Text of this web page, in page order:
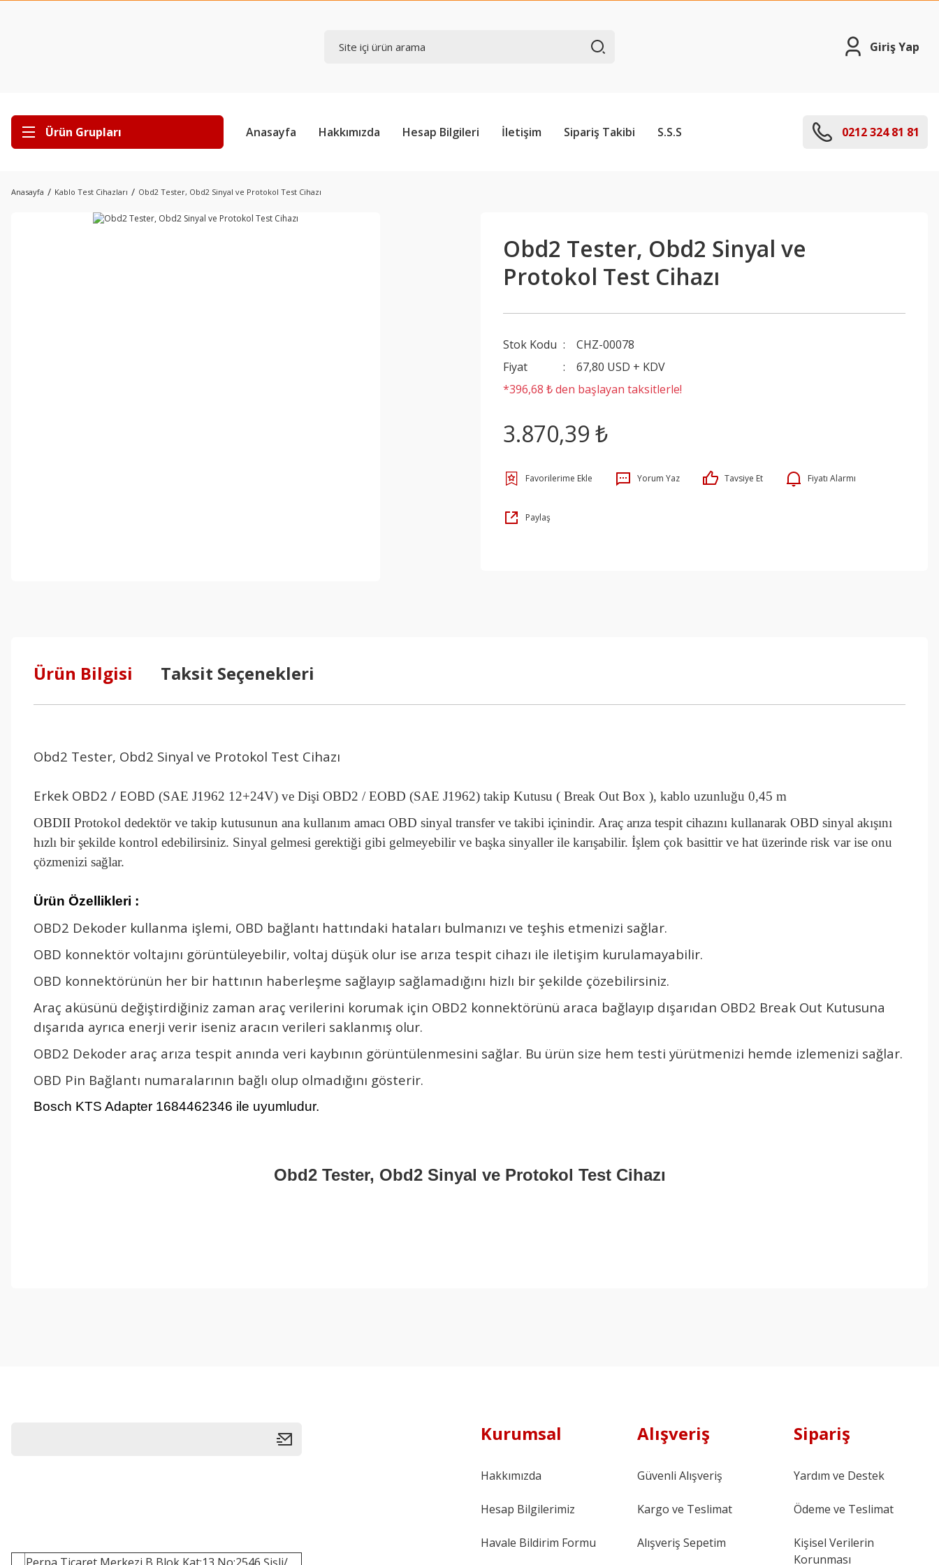
Giriş Yap
Ürün Grupları Anasayfa Hakkımızda Hesap Bilgileri İletişim Sipariş Takibi S.S.S 0212 324 81 81
Anasayfa Kablo Test Cihazları Obd2 Tester, Obd2 Sinyal ve Protokol Test Cihazı
Obd2 Tester, Obd2 Sinyal ve
Protokol Test Cihazı
Stok Kodu
CHZ-00078
Fiyat
67,80 USD + KDV
*396,68 ₺ den başlayan taksitlerle!
3.870,39 ₺
Yorum Yaz Tavsiye Et Fiyatı Alarmı
Paylaş
Ürün Bilgisi Taksit Seçenekleri
Obd2 Tester, Obd2 Sinyal ve Protokol Test Cihazı
Erkek OBD2 / EOBD (SAE J1962 12+24V) ve Dişi OBD2 / EOBD (SAE J1962) takip Kutusu ( Break Out Box ), kablo uzunluğu 0,45 m
OBDII Protokol dedektör ve takip kutusunun ana kullanım amacı OBD sinyal transfer ve takibi içinindir. Araç arıza tespit cihazını kullanarak OBD sinyal akışını
hızlı bir şekilde kontrol edebilirsiniz. Sinyal gelmesi gerektiği gibi gelmeyebilir ve başka sinyaller ile karışabilir. İşlem çok basittir ve hat üzerinde risk var ise onu
çözmenizi sağlar.
Ürün Özellikleri :
OBD2 Dekoder kullanma işlemi, OBD bağlantı hattındaki hataları bulmanızı ve teşhis etmenizi sağlar.
OBD konnektör voltajını görüntüleyebilir, voltaj düşük olur ise arıza tespit cihazı ile iletişim kurulamayabilir.
OBD konnektörünün her bir hattının haberleşme sağlayıp sağlamadığını hizlı bir şekilde çözebilirsiniz.
Araç aküsünü değiştirdiğiniz zaman araç verilerini korumak için OBD2 konnektörünü araca bağlayıp dışarıdan OBD2 Break Out Kutusuna
dışarıda ayrıca enerji verir iseniz aracın verileri saklanmış olur.
OBD2 Dekoder araç arıza tespit anında veri kaybının görüntülenmesini sağlar. Bu ürün size hem testi yürütmenizi hemde izlemenizi sağlar.
OBD Pin Bağlantı numaralarının bağlı olup olmadığını gösterir.
Bosch KTS Adapter 1684462346 ile uyumludur.
Obd2 Tester, Obd2 Sinyal ve Protokol Test Cihazı
Kurumsal
Hakkımızda
Hesap Bilgilerimiz
Havale Bildirim Formu
Alışveriş
Güvenli Alışveriş
Kargo ve Teslimat
Alışveriş Sepetim
Sipariş
Yardım ve Destek
Ödeme ve Teslimat
Kişisel Verilerin
Korunması